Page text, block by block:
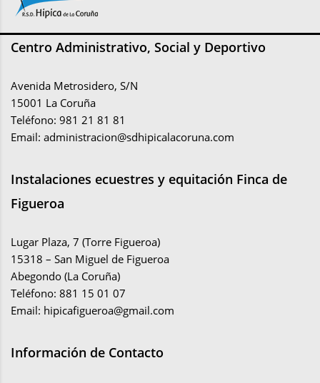
Centro Administrativo, Social y Deportivo
Avenida Metrosidero, S/N
15001 La Coruña
Teléfono: 981 21 81 81
Email: administracion@sdhipicalacoruna.com
Instalaciones ecuestres y equitación Finca de
Figueroa
Lugar Plaza, 7 (Torre Figueroa)
15318 – San Miguel de Figueroa
Abegondo (La Coruña)
Teléfono: 881 15 01 07
Email: hipicafigueroa@gmail.com
Información de Contacto